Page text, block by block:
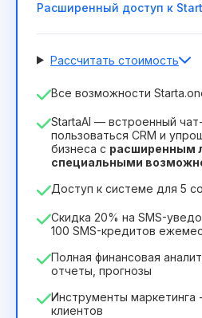
Расширенный доступ к
Рассчитать стоимость
Количество сотрудников
Срок действия лицензии
12 Months(скидка -25%)
349₴ 244₴/месяц
Все возможности
StartaAI — встроенный
пользоваться CRM и
бизнеса с расширенным
специальными
Доступ к системе для 5
Скидка 20% на SMS-
100 SMS-кредитов
Полная финансовая
отчеты, прогнозы
Инструменты маркетинга
клиентов